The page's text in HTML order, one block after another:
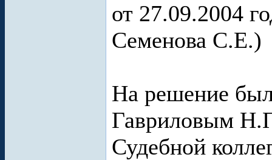
от 27.09.2004
Семенова С.Е.)
На решение
Гавриловым
Судебной